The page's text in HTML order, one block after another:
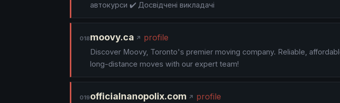
автокурси ✔️ Досвідчені викладачі
018moovy.ca profile
Discover Moovy, Toronto's premier moving company. Reliable,
long-distance moves with our expert team!
019officialnanopolix.com profile